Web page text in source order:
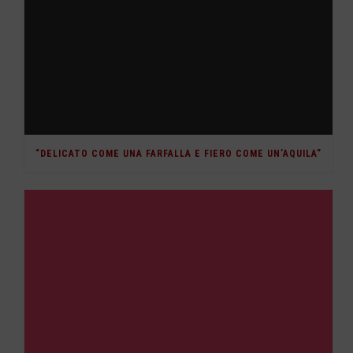
“DELICATO COME UNA FARFALLA E FIERO COME UN’AQUILA”